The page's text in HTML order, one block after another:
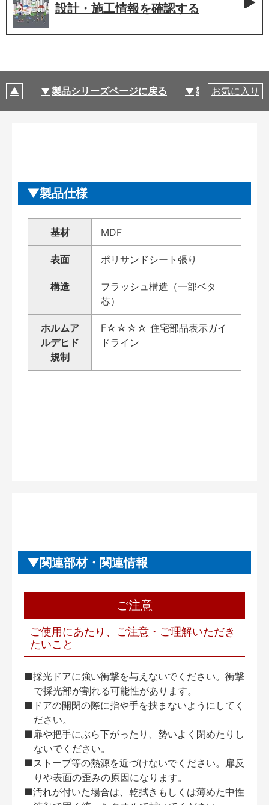
設計・施工情報を確認する
製品シリーズページに戻る 製品仕様
お気に入り
製品仕様
基材 MDF
表面 ポリサンドシート張り
構造
フラッシュ構造（一部ベタ
芯）
ホルムア
ルデヒド
規制
F☆☆☆☆ 住宅部品表示ガイ
ドライン
関連部材・関連情報
ご注意
ご使用にあたり、ご注意・ご理解いただき
たいこと
■採光ドアに強い衝撃を与えないでください。衝撃
で採光部が割れる可能性があります。
■ドアの開閉の際に指や手を挟まないようにしてく
ださい。
■扉や把手にぶら下がったり、勢いよく閉めたりし
ないでください。
■ストーブ等の熱源を近づけないでください。扉反
りや表面の歪みの原因になります。
■汚れが付いた場合は、乾拭きもしくは薄めた中性